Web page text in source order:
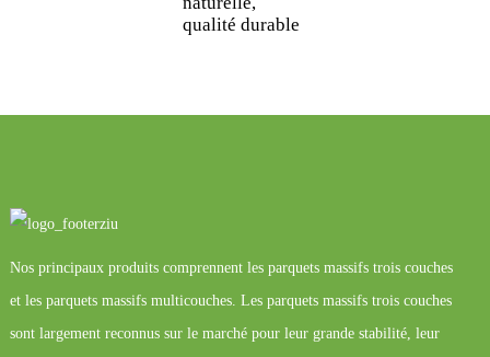
qualité durable
Nos principaux produits comprennent les parquets massifs trois couches
et les parquets massifs multicouches. Les parquets massifs trois couches
sont largement reconnus sur le marché pour leur grande stabilité, leur